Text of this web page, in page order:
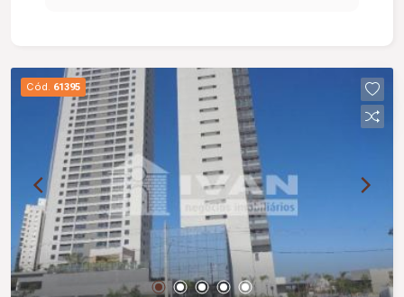
Cód. 61395